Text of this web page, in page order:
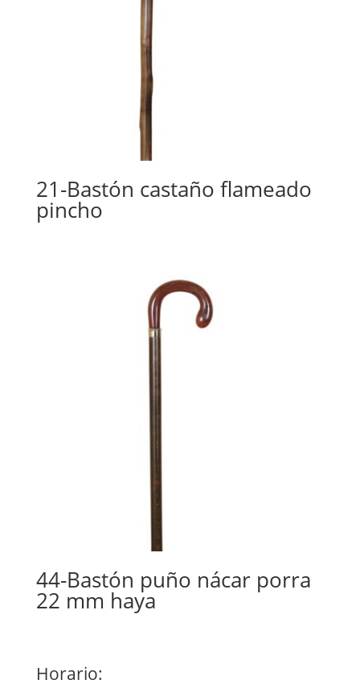
21-Bastón castaño flameado
pincho
44-Bastón puño nácar porra
22 mm haya
Horario: